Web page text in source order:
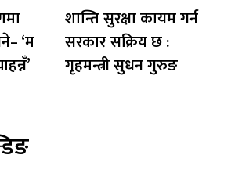
‘म
शान्ति सुरक्षा कायम गर्न
सरकार सक्रिय छ :
गृहमन्त्री सुधन गुरुङ